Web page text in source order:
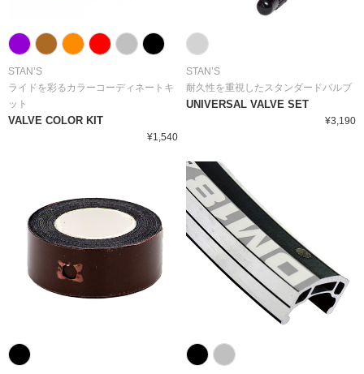
STAN’S
ライドを彩るカラーコーディネートキ
ット
VALVE COLOR KIT
¥1,540
STAN’S
耐久性を重視したスタンダードバルブ
UNIVERSAL VALVE SET
¥3,190